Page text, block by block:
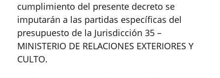
cumplimiento del presente decreto se
imputarán a las partidas específicas del
presupuesto de la Jurisdicción 35 –
MINISTERIO DE RELACIONES EXTERIORES Y
CULTO.